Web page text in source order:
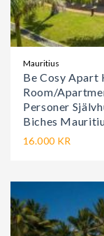
Mauritius
Be Cosy Apart
Room/
Personer
Biches
16.000 KR